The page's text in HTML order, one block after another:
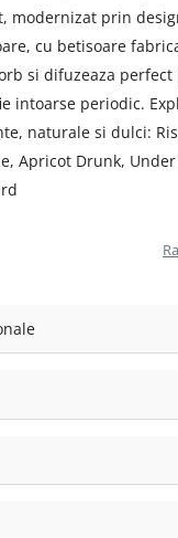
modernizat prin
cu betisoare
si difuzeaza
intoarse periodic.
naturale si dulci:
Apricot Drunk,